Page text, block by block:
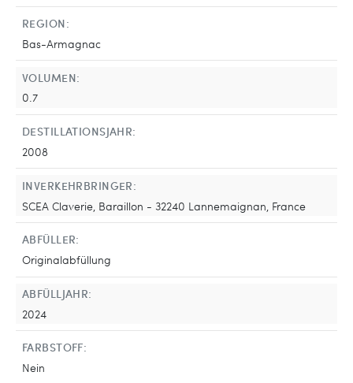
REGION:
Bas-Armagnac
VOLUMEN:
0.7
DESTILLATIONSJAHR:
2008
INVERKEHRBRINGER:
SCEA Claverie, Baraillon - 32240 Lannemaignan, France
ABFÜLLER:
Originalabfüllung
ABFÜLLJAHR:
2024
FARBSTOFF:
Nein